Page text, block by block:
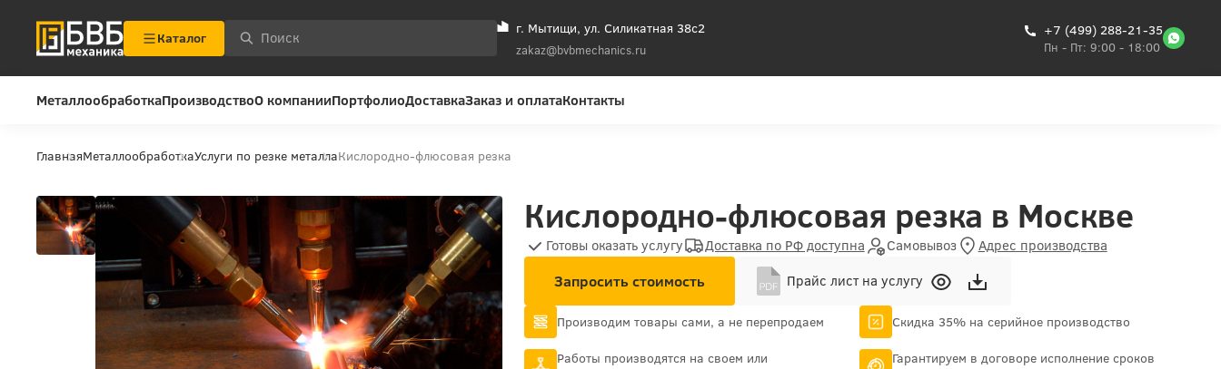
Каталог
г. Мытищи, ул. Силикатная 38с2
zakaz@bvbmechanics.ru
+7 (499) 288-21-35
Пн - Пт: 9:00 - 18:00
МеталлообработкаПроизводствоО компанииПортфолиоДоставкаЗаказ и оплатаКонтакты
ГлавнаяМеталлообработкаУслуги по резке металлаКислородно-флюсовая резка
Кислородно-флюсовая резка в Москве
Готовы оказать услугу Доставка по РФ доступна Самовывоз Адрес производства
Запросить стоимость Прайс лист на услугу
Производим товары сами, а не перепродаем
Скидка 35% на серийное производство
Работы производятся на своем или
Гарантируем в договоре исполнение сроков